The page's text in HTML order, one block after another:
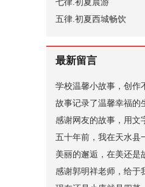
五律.初夏西城畅饮
最新留言
感谢网友的故事，用文
美丽的邂逅，在美还是